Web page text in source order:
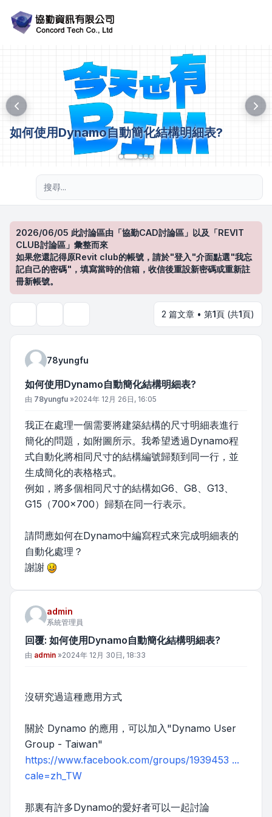
如何使用Dynamo自動簡化結構明細表?
2026/06/05 此討論區由「協勤CAD討論區」以及「REVIT
CLUB討論區」彙整而來
如果您還記得原Revit club的帳號，請於"登入"介面點選"我忘
記自己的密碼"，填寫當時的信箱，收信後重設新密碼或重新註
冊新帳號。
2 篇文章 • 第1頁 (共1頁)
78yungfu
如何使用Dynamo自動簡化結構明細表?
文章
由 78yungfu »2024年 12月 26日, 16:05
我正在處理一個需要將建築結構的尺寸明細表進行
簡化的問題，如附圖所示。我希望透過Dynamo程
式自動化將相同尺寸的結構編號歸類到同一行，並
生成簡化的表格格式。
例如，將多個相同尺寸的結構如G6、G8、G13、
G15（700x700）歸類在同一行表示。
請問應如何在Dynamo中編寫程式來完成明細表的
自動化處理？
謝謝
admin
系統管理員
回覆: 如何使用Dynamo自動簡化結構明細表?
文章
由 admin »2024年 12月 30日, 18:33
沒研究過這種應用方式
關於 Dynamo 的應用，可以加入"Dynamo User
Group - Taiwan"
https://www.facebook.com/groups/1939453 ...
cale=zh_TW
那裏有許多Dynamo的愛好者可以一起討論